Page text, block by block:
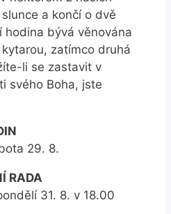
a končí o dvě
hodina bývá věnována
zatímco druhá
li se zastavit v
svého Boha, jste
29. 8.
RADA
31. 8. v 18.00